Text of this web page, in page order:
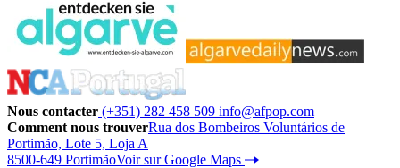
Nous contacter (+351) 282 458 509 info@afpop.com
Comment nous trouverRua dos Bombeiros Voluntários de
Portimão, Lote 5, Loja A
8500-649 PortimãoVoir sur Google Maps